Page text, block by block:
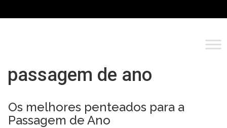
passagem de ano
Os melhores penteados para a
Passagem de Ano